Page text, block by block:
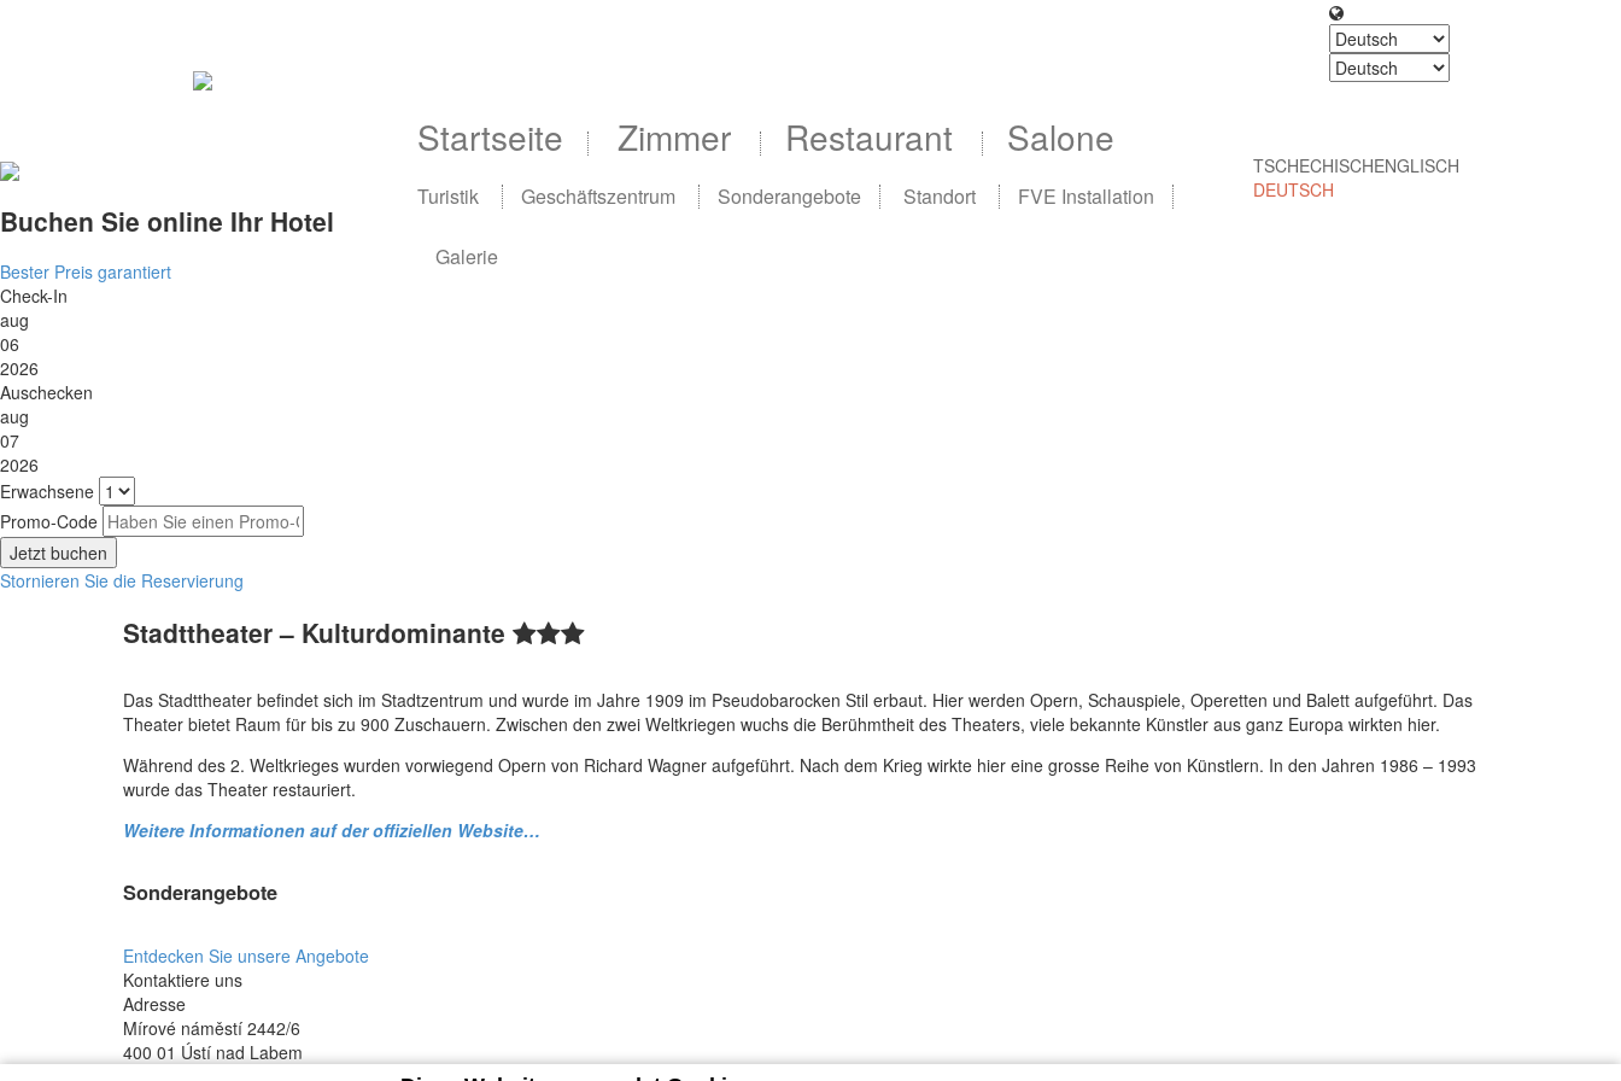
Startseite Zimmer Restaurant Salone
Turistik Geschäftszentrum Sonderangebote Standort FVE Installation
Galerie
TSCHECHISCHENGLISCH
DEUTSCH
Buchen Sie online Ihr Hotel
Bester Preis garantiert
Check-In
aug
06
2026
Auschecken
aug
07
2026
Erwachsene
Promo-Code
Stornieren Sie die Reservierung
Stadttheater – Kulturdominante
Das Stadttheater befindet sich im Stadtzentrum und wurde im Jahre 1909 im Pseudobarocken Stil erbaut. Hier werden Opern, Schauspiele, Operetten und Balett aufgeführt. Das
Theater bietet Raum für bis zu 900 Zuschauern. Zwischen den zwei Weltkriegen wuchs die Berühmtheit des Theaters, viele bekannte Künstler aus ganz Europa wirkten hier.
Während des 2. Weltkrieges wurden vorwiegend Opern von Richard Wagner aufgeführt. Nach dem Krieg wirkte hier eine grosse Reihe von Künstlern. In den Jahren 1986 – 1993
wurde das Theater restauriert.
Weitere Informationen auf der offiziellen Website…
Sonderangebote
Entdecken Sie unsere Angebote
Kontaktiere uns
Adresse
Mírové náměstí 2442/6
400 01 Ústí nad Labem
+420 475 311 111 E-mail info@ihbohemia.comGPS 50.660919, 14.041918